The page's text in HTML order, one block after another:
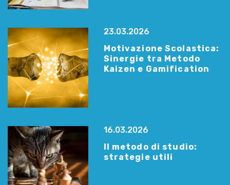
23.03.2026
Motivazione Scolastica:
Sinergie tra Metodo
Kaizen e Gamification
16.03.2026
Il metodo di studio:
strategie utili